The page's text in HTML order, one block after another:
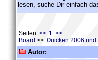
lesen, suche Dir einfach
Seiten: << 1 >>
Board >> Quicken 2006 und
Autor: